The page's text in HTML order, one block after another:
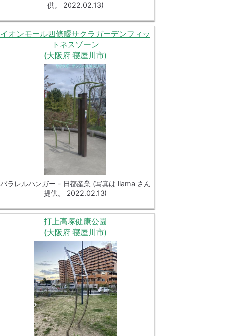
供。 2022.02.13)
イオンモール四條畷サクラガーデンフィッ
トネスゾーン
(大阪府 寝屋川市)
パラレルハンガー - 日都産業 (写真は llama さん
提供。 2022.02.13)
打上高塚健康公園
(大阪府 寝屋川市)